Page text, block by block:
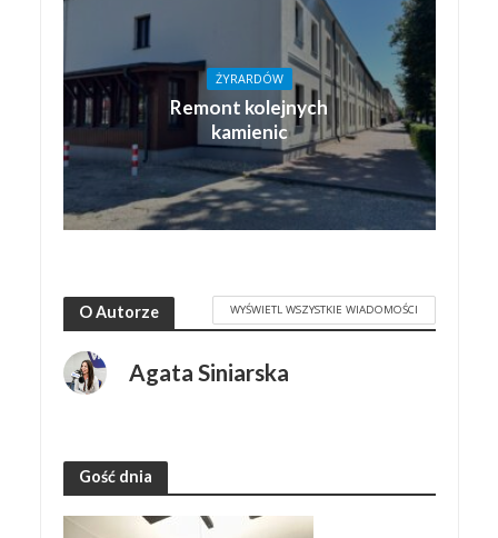
ŻYRARDÓW
Remont kolejnych
kamienic
O Autorze WYŚWIETL WSZYSTKIE WIADOMOŚCI
Agata Siniarska
Gość dnia